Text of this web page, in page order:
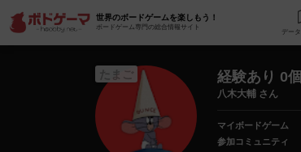
世界のボードゲームを楽しもう！
ボードゲーム専門の総合情報サイト
たまご 経験あり 0個
八木大輔 さん
マイボードゲーム
参加コミュニティ